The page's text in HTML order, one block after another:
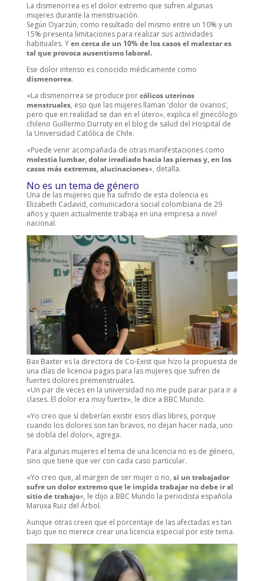
La dismenorrea es el dolor extremo que sufren algunas
mujeres durante la menstruación.
Según Oyarzún, como resultado del mismo entre un 10% y un
15% presenta limitaciones para realizar sus actividades
habituales. Yen cerca de un 10% de los casos el malestar es
tal que provoca ausentismo laboral.
Ese dolor intenso es conocido médicamente como
dismenorrea.
«La dismenorrea se produce porcólicos uterinos
menstruales, eso que las mujeres llaman ‘dolor de ovarios’,
pero que en realidad se dan en el útero», explica el ginecólogo
chileno Guillermo Durruty en el blog de salud del Hospital de
la Universidad Católica de Chile.
«Puede venir acompañada de otras manifestaciones como
molestia lumbar, dolor irradiado hacia las piernas y, en los
casos más extremos, alucinaciones«, detalla.
No es un tema de género
Una de las mujeres que ha sufrido de esta dolencia es
Elizabeth Cadavid, comunicadora social colombiana de 29
años y quien actualmente trabaja en una empresa a nivel
nacional.
Bax Baxter es la directora de Co-Exist que hizo la propuesta de
una días de licencia pagas para las mujeres que sufren de
fuertes dolores premenstruales.
«Un par de veces en la universidad no me pude parar para ir a
clases. El dolor era muy fuerte», le dice a BBC Mundo.
«Yo creo que sí deberían existir esos días libres, porque
cuando los dolores son tan bravos, no dejan hacer nada, uno
se dobla del dolor», agrega.
Para algunas mujeres el tema de una licencia no es de género,
sino que tiene que ver con cada caso particular.
«Yo creo que, al margen de ser mujer o no, si un trabajador
sufre un dolor extremo que le impida trabajar no debe ir al
sitio de trabajo«, le dijo a BBC Mundo la periodista española
Maruxa Ruiz del Árbol.
Aunque otras creen que el porcentaje de las afectadas es tan
bajo que no merece crear una licencia especial por este tema.